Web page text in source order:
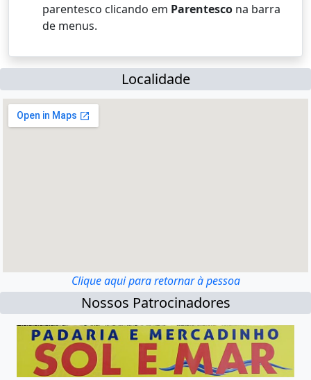
parentesco clicando em Parentesco na barra
de menus.
Localidade
Clique aqui para retornar à pessoa
Nossos Patrocinadores